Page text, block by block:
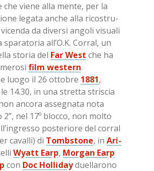
che vie­ne alla men­te, per la
le­ga­ta an­che alla ri­co­stru­
da di­ver­si an­go­li vi­sua­li
spa­ra­to­ria al­l’O.K. Cor­ral, un
sto­ria del Far West che ha
film we­stern.
luo­go il 26 ot­to­bre 1881,
14.30, in una stret­ta stri­scia
an­co­ra as­se­gna­ta nota
2”, nel 17º bloc­co, non mol­to
po­ste­rio­re del cor­ral
ca­val­li) di Tomb­sto­ne, in Ari­
Wyatt Earp, Mor­gan Earp
con Doc Hol­li­dayduel­la­ro­no